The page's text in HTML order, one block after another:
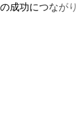
成功につながり